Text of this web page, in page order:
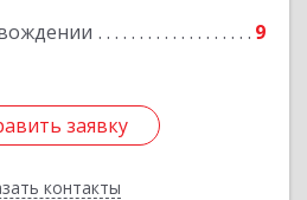
9
заявку
контакты
заявку
Назад